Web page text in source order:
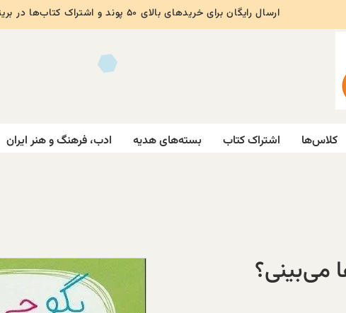
ارسال رایگان برای خریدهای بالای ۵۰ پوند و اشتراک کتاب‌ها در بریتانیا
کلاس‌ها اشتراک کتاب بسته‌های هدیه ادب، فرهنگ و هنر ایران
می‌بینی؟